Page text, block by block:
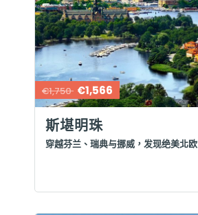
€1,750 €1,566
斯堪明珠
穿越芬兰、瑞典与挪威，发现绝美北欧